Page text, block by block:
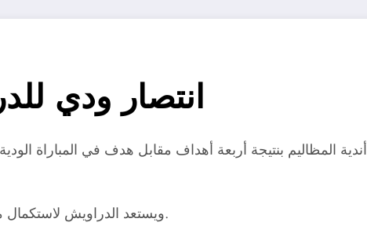
انتصار ودي
المظاليم بنتيجة أربعة أهداف مقابل هدف في المباراة
ويستعد الدراويش لاستكمال مشواره بمنافسات بطولة كأس رابطة الأندية المحترفة.